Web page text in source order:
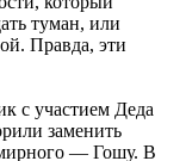
туман, или
Правда, эти
с участием Деда
заменить
— Гошу. В